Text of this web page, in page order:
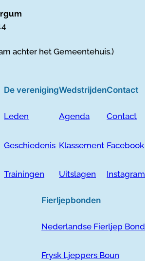
achter het Gemeentehuis.)
De vereniging
Leden
Geschiedenis
Trainingen
Wedstrijden
Agenda
Klassement
Uitslagen
Contact
Contact
Facebook
Instagram
Fierljepbonden
Nederlandse Fierljep Bond
Frysk Ljeppers Boun